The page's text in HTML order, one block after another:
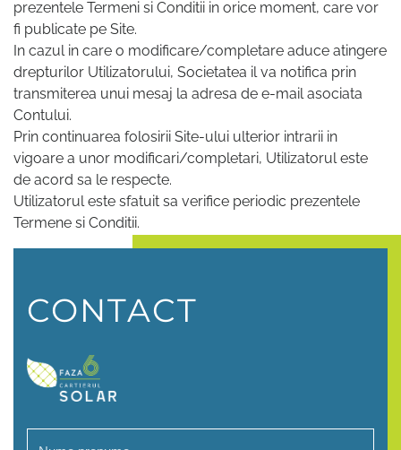
prezentele Termeni si Conditii in orice moment, care vor
fi publicate pe Site.
In cazul in care o modificare/completare aduce atingere
drepturilor Utilizatorului, Societatea il va notifica prin
transmiterea unui mesaj la adresa de e-mail asociata
Contului.
Prin continuarea folosirii Site-ului ulterior intrarii in
vigoare a unor modificari/completari, Utilizatorul este
de acord sa le respecte.
Utilizatorul este sfatuit sa verifice periodic prezentele
Termene si Conditii.
CONTACT